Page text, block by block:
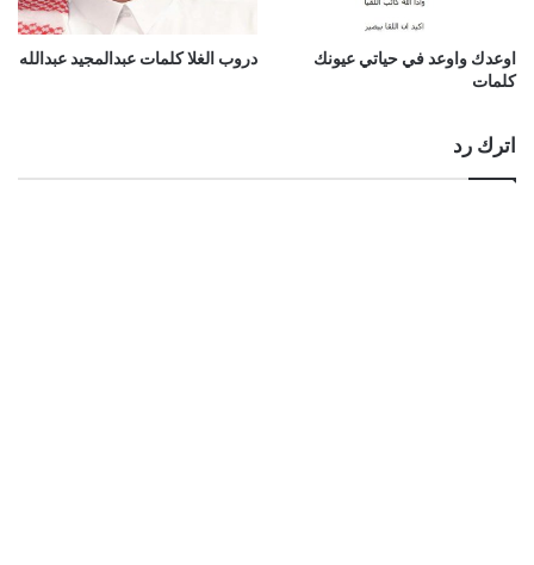
اوعدك واوعد في حياتي عيونك
كلمات
دروب الغلا كلمات عبدالمجيد عبدالله
اترك رد